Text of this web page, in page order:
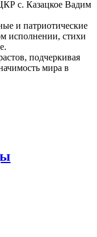
с. Казацкое Вадим
и патриотические
исполнении, стихи
подчеркивая
мира в